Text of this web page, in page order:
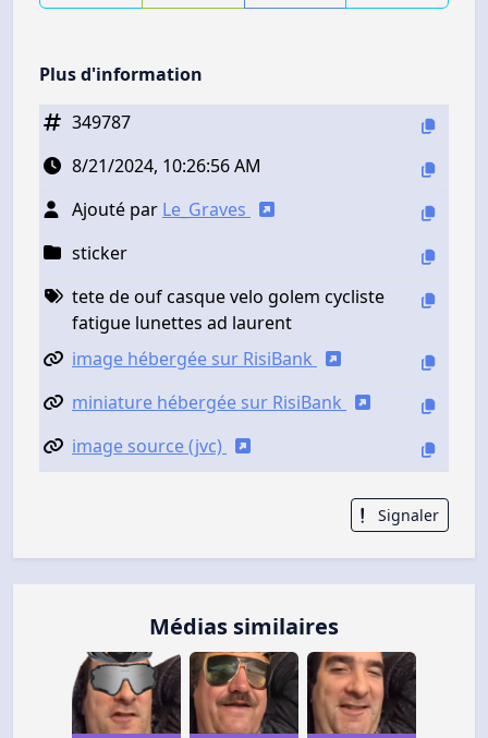
Plus d'information
349787
8/21/2024, 10:26:56 AM
Ajouté par Le_Graves
sticker
tete de ouf casque velo golem cycliste
fatigue lunettes ad laurent
image hébergée sur RisiBank
miniature hébergée sur RisiBank
image source (jvc)
Signaler
Médias similaires